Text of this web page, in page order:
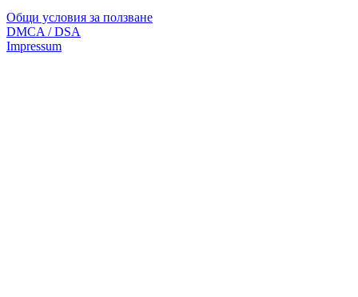
Общи условия за ползване
DMCA / DSA
Impressum